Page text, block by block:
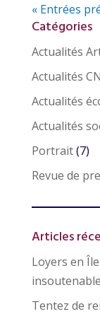
« Entrées
Catégories
Actualités
Actualités
Actualités
Actualités
Portrait(7)
Revue de
Articles
Loyers en
Tentez de